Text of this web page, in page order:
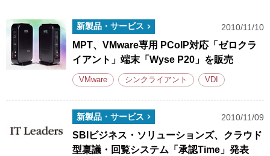
新製品・サービス 2010/11/10
MPT、VMware専用 PCoIP対応「ゼロクラ
イアント」端末「Wyse P20」を販売
VMware シンクライアント VDI
新製品・サービス 2010/11/09
SBIビジネス・ソリューションズ、クラウド
型稟議・回覧システム「承認Time」発表